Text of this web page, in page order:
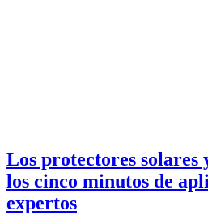
Los protectores solares
los cinco minutos de
expertos